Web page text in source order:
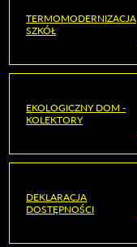
TERMOMODERNIZACJA
SZKÓŁ
EKOLOGICZNY DOM -
KOLEKTORY
DEKLARACJA
DOSTĘPNOŚCI